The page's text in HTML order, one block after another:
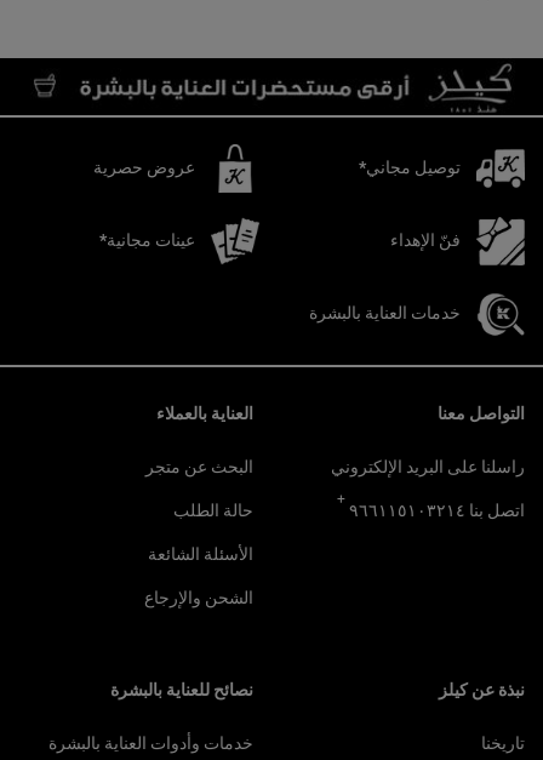
توصيل مجاني* عروض حصرية
فنّ الإهداء عينات مجانية*
خدمات العناية بالبشرة
التواصل معنا
راسلنا على البريد الإلكتروني
اتصل بنا ٩٦٦١١٥١٠٣٢١٤
+
العناية بالعملاء
البحث عن متجر
حالة الطلب
الأسئلة الشائعة
الشحن والإرجاع
نبذة عن كيلز
تاريخنا
نصائح للعناية بالبشرة
خدمات وأدوات العناية بالبشرة